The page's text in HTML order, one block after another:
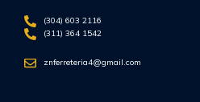
(304) 603 2116
(311) 364 1542
znferreteria4@gmail.com